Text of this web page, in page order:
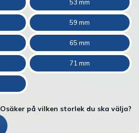
53 mm
59 mm
65 mm
71 mm
Osäker på vilken storlek du ska välja?